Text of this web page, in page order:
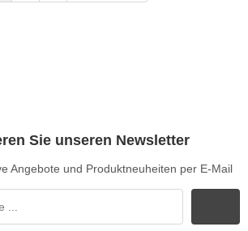
Sie unseren Newsletter
Angebote und Produktneuheiten per E-Mail